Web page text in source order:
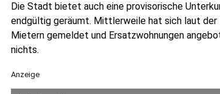
Die Stadt bietet auch eine provisorische
endgültig geräumt. Mittlerweile hat sich laut der
Mietern gemeldet und Ersatzwohnungen
nichts.
Anzeige